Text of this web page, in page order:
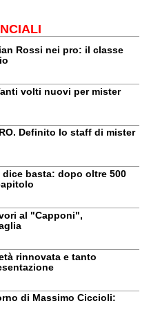
Rossi nei pro: il classe
volti nuovi per mister
Definito lo staff di mister
dice basta: dopo oltre 500
al "Capponi",
rinnovata e tanto
di Massimo Ciccioli: